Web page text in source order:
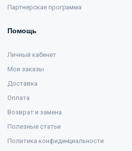
Партнерская программа
Помощь
Личный кабинет
Мои заказы
Доставка
Оплата
Возврат и замена
Полезные статьи
Политика конфиденциальности